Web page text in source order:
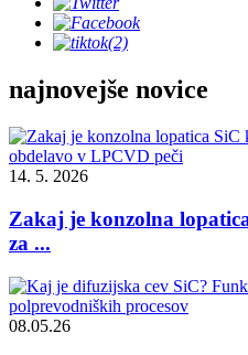
najnovejše novice
14. 5. 2026
Zakaj je konzolna
za ...
08.05.26